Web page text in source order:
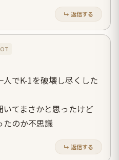
↳ 返信する
でK-1を破壊し尽くした
てまさかと思ったけど
たのか不思議
↳ 返信する